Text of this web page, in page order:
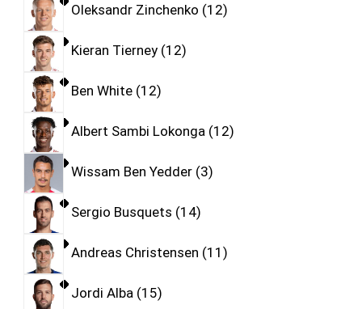
Oleksandr Zinchenko 12
Kieran Tierney 12
Ben White 12
Albert Sambi Lokonga 12
Wissam Ben Yedder 3
Sergio Busquets 14
Andreas Christensen 11
Jordi Alba 15